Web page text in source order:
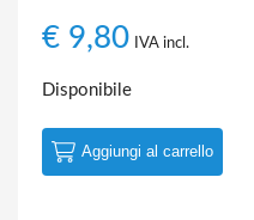
€ 9,80 IVA incl.
Disponibile
Aggiungi al carrello